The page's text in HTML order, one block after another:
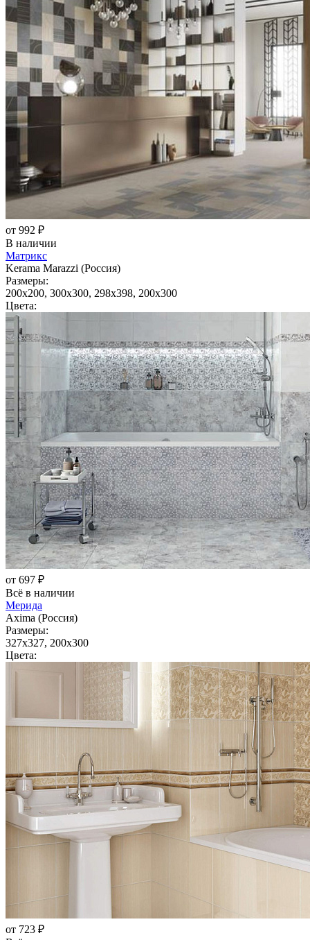
от 992 ₽
В наличии
Матрикс
Kerama Marazzi (Россия)
Размеры:
200x200, 300x300, 298x398, 200x300
Цвета:
от 697 ₽
Всё в наличии
Мерида
Axima (Россия)
Размеры:
327x327, 200x300
Цвета:
от 723 ₽